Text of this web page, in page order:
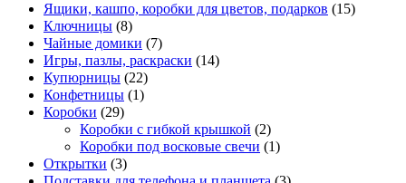
Ящики, кашпо, коробки для цветов, подарков (15)
Ключницы (8)
Чайные домики (7)
Игры, пазлы, раскраски (14)
Купюрницы (22)
Конфетницы (1)
Коробки (29)
Коробки с гибкой крышкой (2)
Коробки под восковые свечи (1)
Открытки (3)